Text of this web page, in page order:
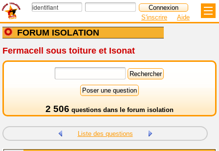
FORUM ISOLATION
S'inscrire Aide
Fermacell sous toiture et Isonat
2 506 questions dans le forum isolation
Liste des questions